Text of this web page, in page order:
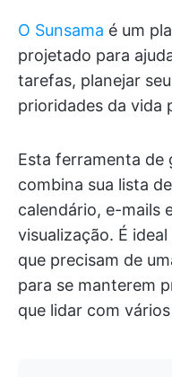
O Sunsama é um
projetado para
tarefas, planejar
prioridades da vida
Esta ferramenta de
combina sua lista
calendário, e-mails
visualização. É
que precisam de
para se manterem
que lidar com